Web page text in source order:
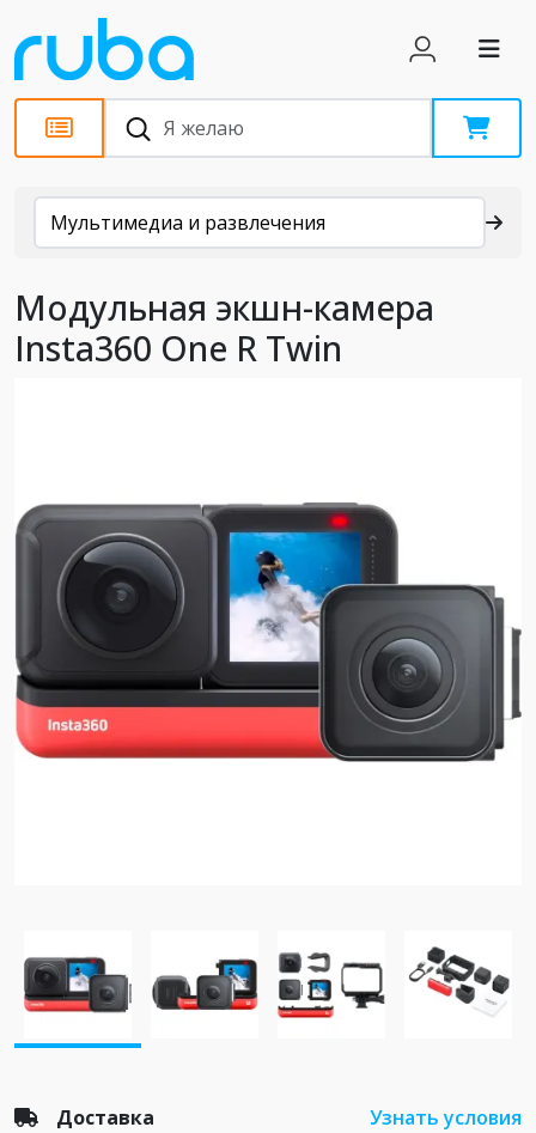
Каталог
Мультимедиа и развлечения
Модульная экшн-камера
Insta360 One R Twin
Доставка Узнать условия